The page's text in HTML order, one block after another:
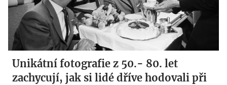
Unikátní fotografie z 50.- 80. let
zachycují, jak si lidé dříve hodovali při